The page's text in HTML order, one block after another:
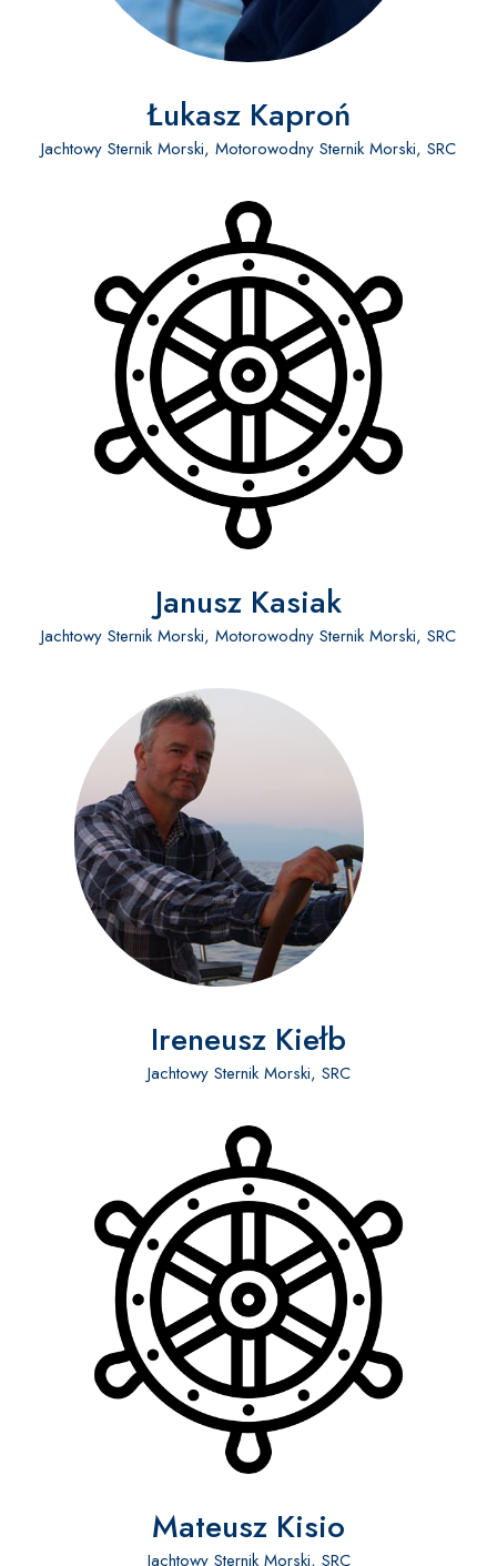
Łukasz Kaproń
Jachtowy Sternik Morski, Motorowodny Sternik Morski, SRC
Janusz Kasiak
Jachtowy Sternik Morski, Motorowodny Sternik Morski, SRC
Ireneusz Kiełb
Jachtowy Sternik Morski, SRC
Mateusz Kisio
Jachtowy Sternik Morski, SRC